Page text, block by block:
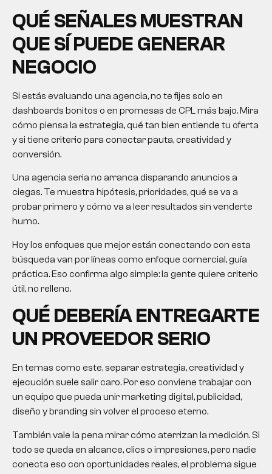
QUÉ SEÑALES MUESTRAN
QUE SÍ PUEDE GENERAR
NEGOCIO
Si estás evaluando una agencia, no te fijes solo en
dashboards bonitos o en promesas de CPL más bajo. Mira
cómo piensa la estrategia, qué tan bien entiende tu oferta
y si tiene criterio para conectar pauta, creatividad y
conversión.
Una agencia seria no arranca disparando anuncios a
ciegas. Te muestra hipótesis, prioridades, qué se va a
probar primero y cómo va a leer resultados sin venderte
humo.
Hoy los enfoques que mejor están conectando con esta
búsqueda van por líneas como enfoque comercial, guía
práctica. Eso confirma algo simple: la gente quiere criterio
útil, no relleno.
QUÉ DEBERÍA ENTREGARTE
UN PROVEEDOR SERIO
En temas como este, separar estrategia, creatividad y
ejecución suele salir caro. Por eso conviene trabajar con
un equipo que pueda unir marketing digital, publicidad,
diseño y branding sin volver el proceso eterno.
También vale la pena mirar cómo aterrizan la medición. Si
todo se queda en alcance, clics o impresiones, pero nadie
conecta eso con oportunidades reales, el problema sigue